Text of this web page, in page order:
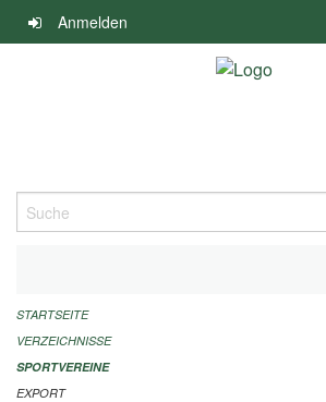
Navigation
überspringen
Anmelden
Suche
ALLGEMEINE INFORMATIONEN
FINANZIELLE UNTERSTÜTZUNG BENÖTIGT?
STARTSEITE
VERZEICHNISSE
SPORTVEREINE
EXPORT